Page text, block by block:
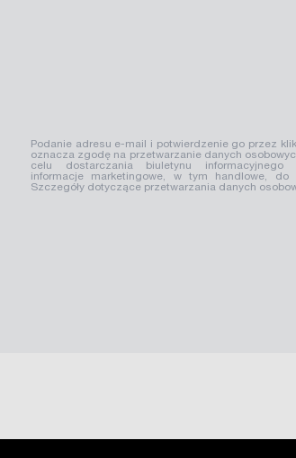
Podanie adresu e-mail i potwierdzenie go przez
oznacza zgodę na przetwarzanie danych
celu dostarczania biuletynu informacyjnego
informacje marketingowe, w tym handlowe,
Szczegóły dotyczące przetwarzania danych